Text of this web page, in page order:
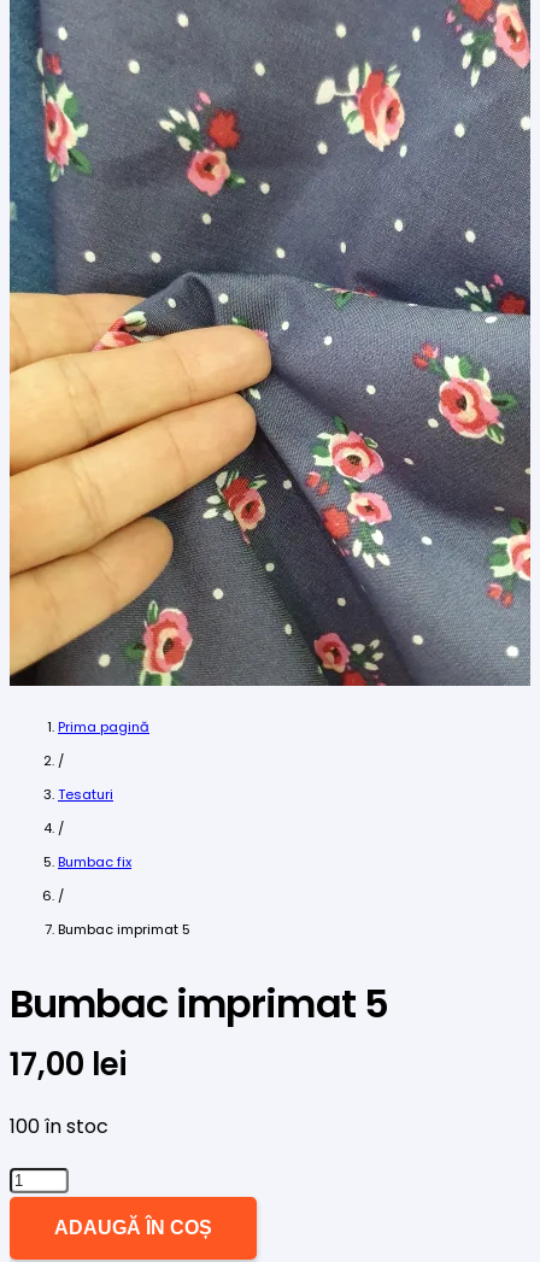
Prima pagină
/
Tesaturi
/
Bumbac fix
/
Bumbac imprimat 5
Bumbac imprimat 5
17,00 lei
100 în stoc
Cantitate
ADAUGĂ ÎN COȘ